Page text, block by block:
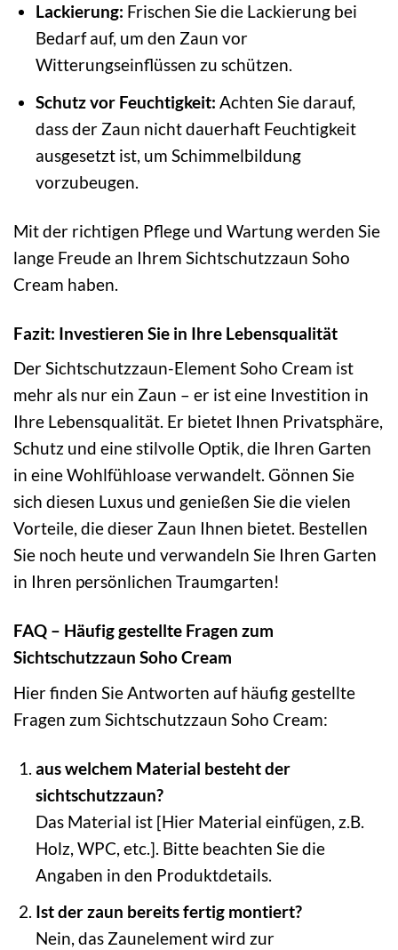
Lackierung: Frischen Sie die Lackierung bei
Bedarf auf, um den Zaun vor
Witterungseinflüssen zu schützen.
Schutz vor Feuchtigkeit: Achten Sie darauf,
dass der Zaun nicht dauerhaft Feuchtigkeit
ausgesetzt ist, um Schimmelbildung
vorzubeugen.
Mit der richtigen Pflege und Wartung werden Sie
lange Freude an Ihrem Sichtschutzzaun Soho
Cream haben.
Fazit: Investieren Sie in Ihre Lebensqualität
Der Sichtschutzzaun-Element Soho Cream ist
mehr als nur ein Zaun – er ist eine Investition in
Ihre Lebensqualität. Er bietet Ihnen Privatsphäre,
Schutz und eine stilvolle Optik, die Ihren Garten
in eine Wohlfühloase verwandelt. Gönnen Sie
sich diesen Luxus und genießen Sie die vielen
Vorteile, die dieser Zaun Ihnen bietet. Bestellen
Sie noch heute und verwandeln Sie Ihren Garten
in Ihren persönlichen Traumgarten!
FAQ – Häufig gestellte Fragen zum
Sichtschutzzaun Soho Cream
Hier finden Sie Antworten auf häufig gestellte
Fragen zum Sichtschutzzaun Soho Cream:
aus welchem Material besteht der
sichtschutzzaun?
Das Material ist [Hier Material einfügen, z.B.
Holz, WPC, etc.]. Bitte beachten Sie die
Angaben in den Produktdetails.
Ist der zaun bereits fertig montiert?
Nein, das Zaunelement wird zur